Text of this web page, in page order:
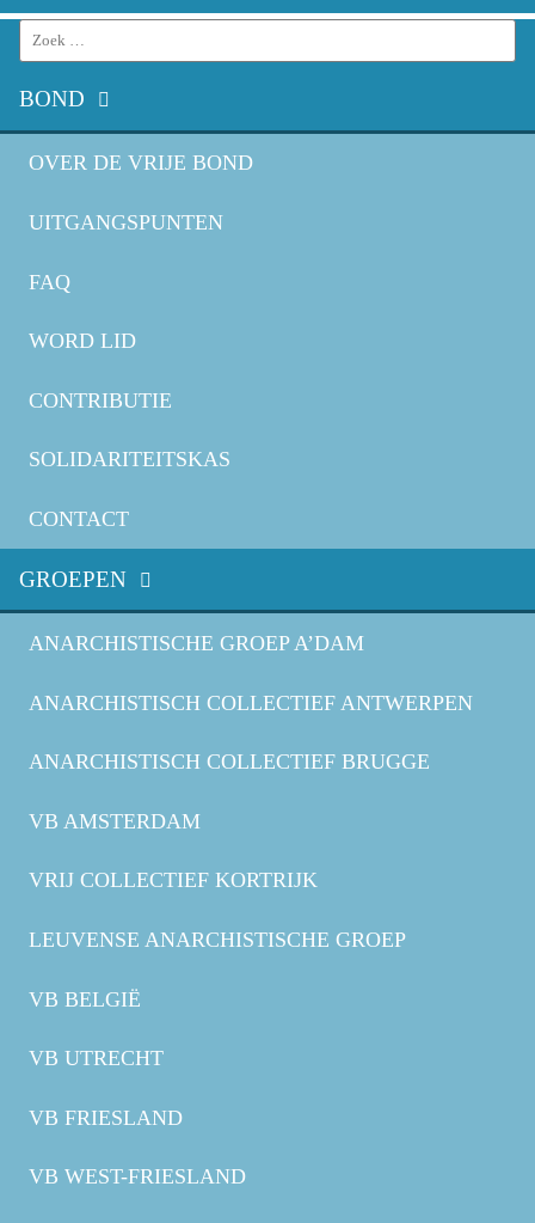
Search
for:
BOND
OVER DE VRIJE BOND
UITGANGSPUNTEN
FAQ
WORD LID
CONTRIBUTIE
SOLIDARITEITSKAS
CONTACT
GROEPEN
ANARCHISTISCHE GROEP A’DAM
ANARCHISTISCH COLLECTIEF ANTWERPEN
ANARCHISTISCH COLLECTIEF BRUGGE
VB AMSTERDAM
VRIJ COLLECTIEF KORTRIJK
LEUVENSE ANARCHISTISCHE GROEP
VB BELGIË
VB UTRECHT
VB FRIESLAND
VB WEST-FRIESLAND